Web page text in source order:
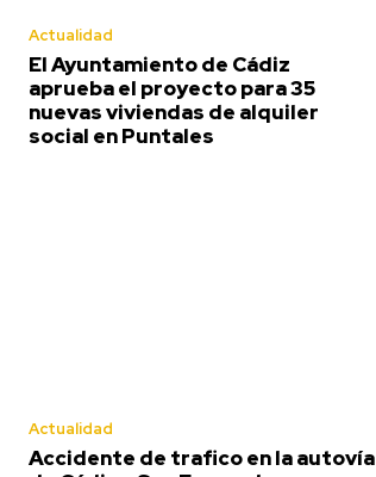
Actualidad
El Ayuntamiento de Cádiz
aprueba el proyecto para 35
nuevas viviendas de alquiler
social en Puntales
Actualidad
Accidente de trafico en la autovía